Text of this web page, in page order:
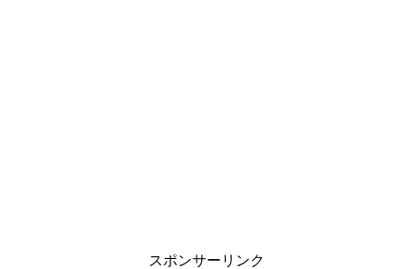
スポンサーリンク